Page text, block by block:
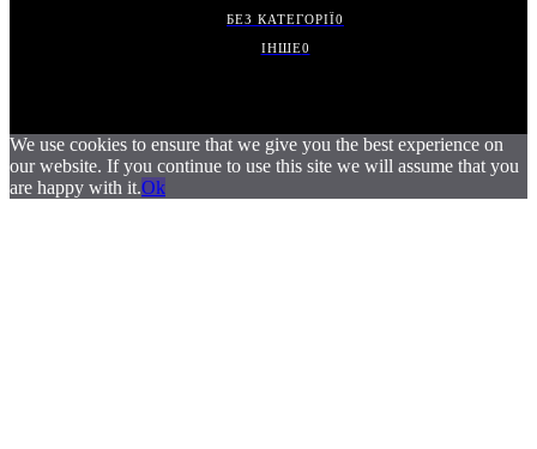
БЕЗ КАТЕГОРІЇ0
ІНШЕ0
We use cookies to ensure that we give you the best experience on
our website. If you continue to use this site we will assume that you
are happy with it.Ok